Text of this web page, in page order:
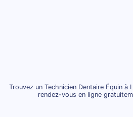
Trouvez un Technicien Dentaire Équin à
rendez-vous en ligne